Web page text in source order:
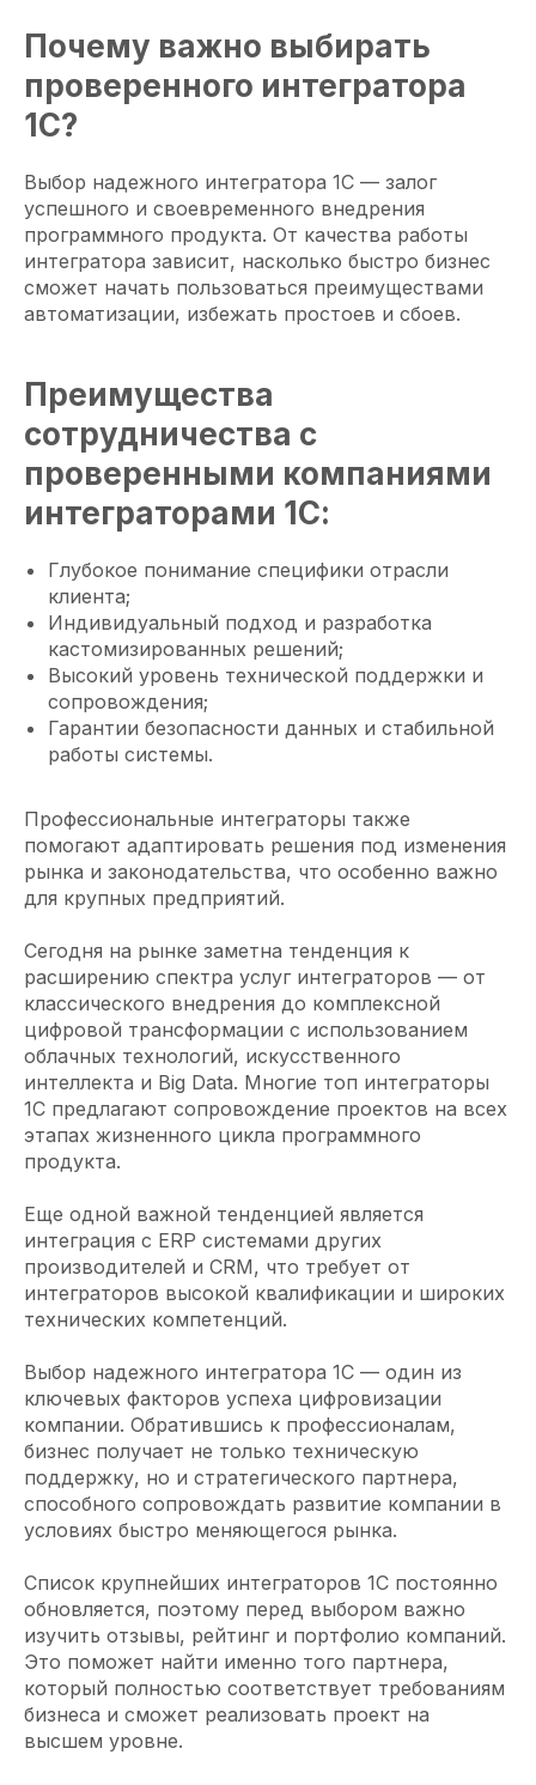
Почему важно выбирать
проверенного интегратора
1С?
Выбор надежного интегратора 1С — залог
успешного и своевременного внедрения
программного продукта. От качества работы
интегратора зависит, насколько быстро бизнес
сможет начать пользоваться преимуществами
автоматизации, избежать простоев и сбоев.
Преимущества
сотрудничества с
проверенными компаниями
интеграторами 1С:
Глубокое понимание специфики отрасли
клиента;
Индивидуальный подход и разработка
кастомизированных решений;
Высокий уровень технической поддержки и
сопровождения;
Гарантии безопасности данных и стабильной
работы системы.
Профессиональные интеграторы также
помогают адаптировать решения под изменения
рынка и законодательства, что особенно важно
для крупных предприятий.
Сегодня на рынке заметна тенденция к
расширению спектра услуг интеграторов — от
классического внедрения до комплексной
цифровой трансформации с использованием
облачных технологий, искусственного
интеллекта и Big Data. Многие топ интеграторы
1С предлагают сопровождение проектов на всех
этапах жизненного цикла программного
продукта.
Еще одной важной тенденцией является
интеграция с ERP системами других
производителей и CRM, что требует от
интеграторов высокой квалификации и широких
технических компетенций.
Выбор надежного интегратора 1С — один из
ключевых факторов успеха цифровизации
компании. Обратившись к профессионалам,
бизнес получает не только техническую
поддержку, но и стратегического партнера,
способного сопровождать развитие компании в
условиях быстро меняющегося рынка.
Список крупнейших интеграторов 1С постоянно
обновляется, поэтому перед выбором важно
изучить отзывы, рейтинг и портфолио компаний.
Это поможет найти именно того партнера,
который полностью соответствует требованиям
бизнеса и сможет реализовать проект на
высшем уровне.